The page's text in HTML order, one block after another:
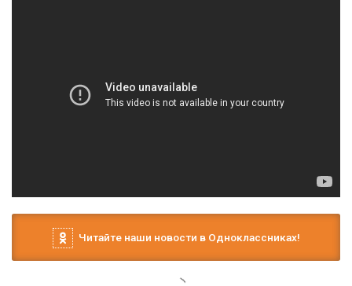
Читайте наши новости в Одноклассниках!